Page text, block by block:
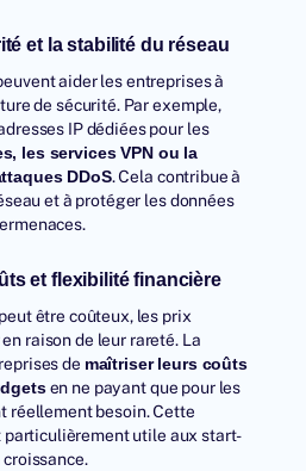
et la stabilité du réseau
aider les entreprises à
de sécurité. Par exemple,
IP dédiées pour les
les services VPN ou la
DDoS. Cela contribue à
et à protéger les données
et flexibilité financière
peut être coûteux, les prix
raison de leur rareté. La
de maîtriser leurs coûts
en ne payant que pour les
réellement besoin. Cette
utile aux start-